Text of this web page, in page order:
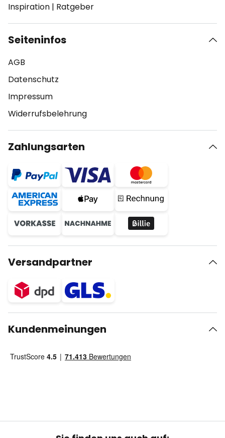
Inspiration | Ratgeber
Seiteninfos
AGB
Datenschutz
Impressum
Widerrufsbelehrung
Zahlungsarten
Versandpartner
Kundenmeinungen